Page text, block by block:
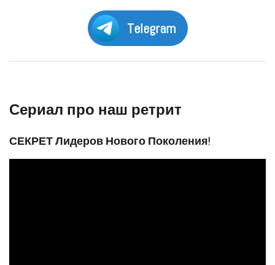
Telegram
Сериал про наш ретрит
СЕКРЕТ Лидеров Нового Поколения!